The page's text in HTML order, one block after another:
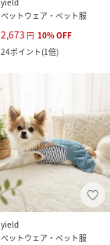
ペットウェア・ペット服
2,673 円 10%OFF
24ポイント(1倍)
yield
ペットウェア・ペット服